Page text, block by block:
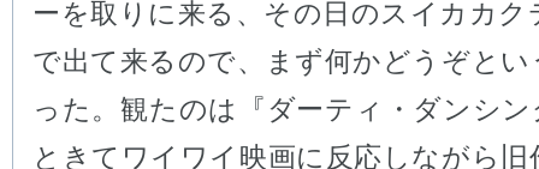
ーを取りに来る、その日のスイカカク
で出て来るので、まず何かどうぞとい
った。観たのは『ダーティ・ダンシン
ときてワイワイ映画に反応しながら旧